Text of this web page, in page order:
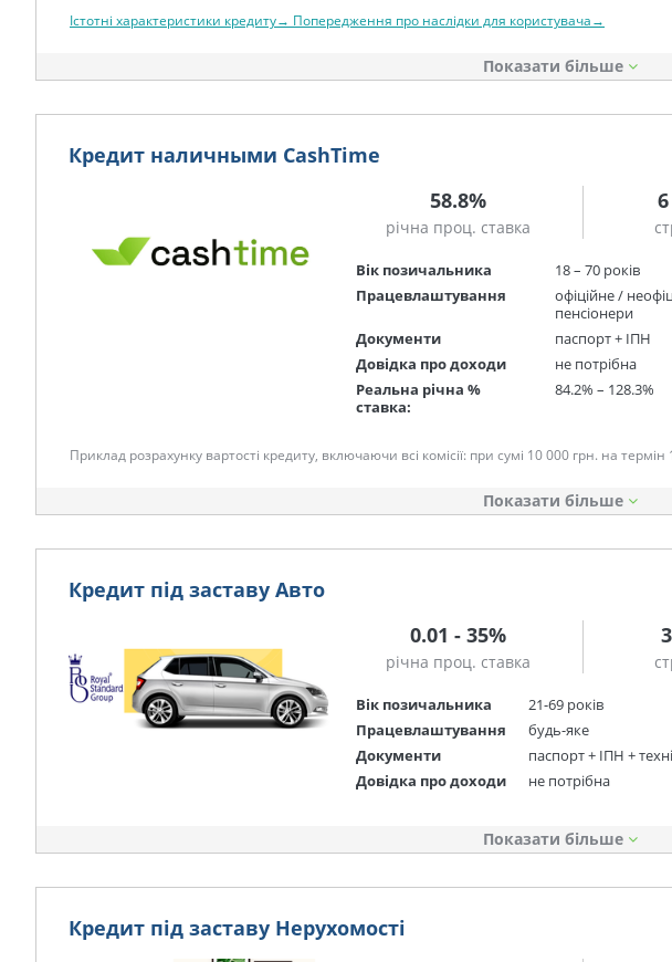
Істотні характеристики кредиту→ Попередження про наслідки для користувача→
Показати
Кредит наличными CashTime
58.8%
річна проц. ставка
Вік позичальника
18 – 70 років
Працевлаштування
офіційне /
пенсіонери
Документи
паспорт + ІПН
Довідка про доходи
не потрібна
Реальна річна %
ставка:
84.2% – 128.3%
Приклад розрахунку вартості кредиту, включаючи всі комісії: при сумі 10 000 грн. на
Показати
Кредит під заставу Авто
0.01 - 35%
річна проц. ставка
Вік позичальника
21-69 років
Працевлаштування
будь-яке
Документи
паспорт + ІПН +
Довідка про доходи
не потрібна
Показати
Кредит під заставу Нерухомості